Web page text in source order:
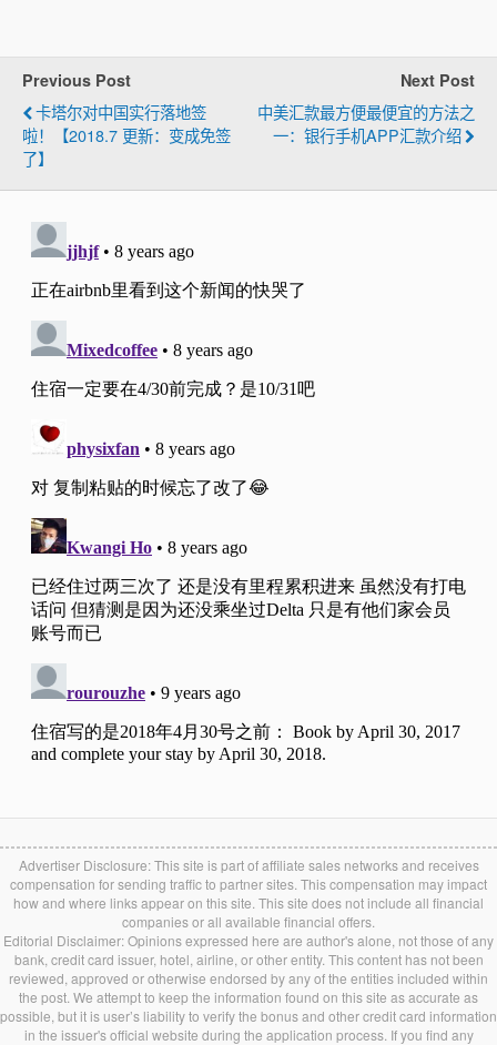
Previous Post
卡塔尔对中国实行落地签
啦！【2018.7 更新：变成免签
了】
Next Post
中美汇款最方便最便宜的方法之
一：银行手机APP汇款介绍
Advertiser Disclosure: This site is part of affiliate sales networks and receives
compensation for sending traffic to partner sites. This compensation may impact
how and where links appear on this site. This site does not include all financial
companies or all available financial offers.
Editorial Disclaimer: Opinions expressed here are author's alone, not those of any
bank, credit card issuer, hotel, airline, or other entity. This content has not been
reviewed, approved or otherwise endorsed by any of the entities included within
the post. We attempt to keep the information found on this site as accurate as
possible, but it is user’s liability to verify the bonus and other credit card information
in the issuer's official website during the application process. If you find any